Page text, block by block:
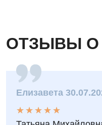
Для детей
Детская аллергология
Детская гинекология
ОТЗЫВЫ О
Елизавета
★
★
★
★
★
★ ★ ★ ★ ★